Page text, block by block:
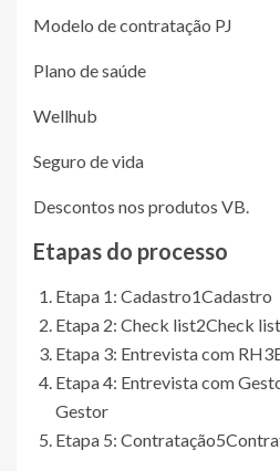
Modelo de contratação PJ
Plano de saúde
Wellhub
Seguro de vida
Descontos nos produtos VB.
Etapas do processo
Etapa 1: Cadastro1Cadastro
Etapa 2: Check list2Check list
Etapa 3: Entrevista com RH3
Etapa 4: Entrevista com
Gestor
Etapa 5: Contratação5